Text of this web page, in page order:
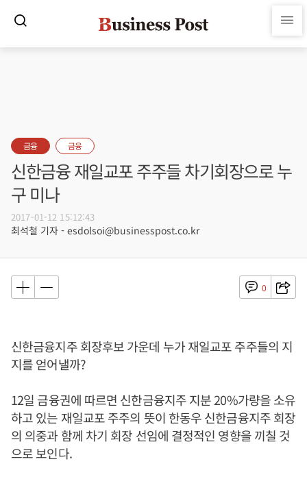
금융 금융
신한금융 재일교포 주주들 차기회장으로 누
구 미나
2017-01-12 15:12:43
최석철 기자 - esdolsoi@businesspost.co.kr
0
신한금융지주 회장후보 가운데 누가 재일교포 주주들의 지
지를 얻어낼까?
12일 금융권에 따르면 신한금융지주 지분 20%가량을 소유
하고 있는 재일교포 주주의 뜻이 한동우 신한금융지주 회장
의 의중과 함께 차기 회장 선임에 결정적인 영향을 끼칠 것
으로 보인다.